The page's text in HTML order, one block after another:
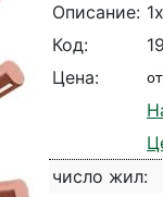
Описание:
Код:
Цена:
число жил: